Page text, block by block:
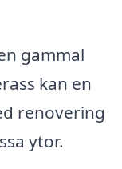
gammal
kan en
renovering
ytor.